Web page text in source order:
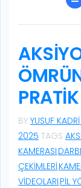
BY YUSUF
2025 TAGS
KAMERASI,
ÇEKIMLERI,
VIDEOLARI,PIL